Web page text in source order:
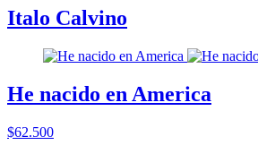
Italo Calvino
He nacido en America
$62.500